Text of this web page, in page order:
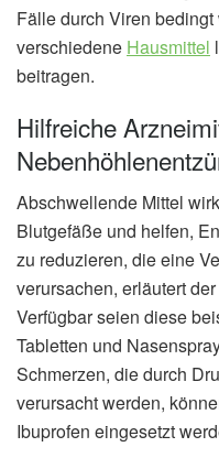
Fälle durch Viren
verschiedene Hausmittel
beitragen.
Hilfreiche
Abschwellende Mittel
Blutgefäße und helfen,
zu reduzieren, die eine
verursachen, erläutert
Verfügbar seien diese
Tabletten und
Schmerzen, die durch
verursacht werden,
Ibuprofen eingesetzt